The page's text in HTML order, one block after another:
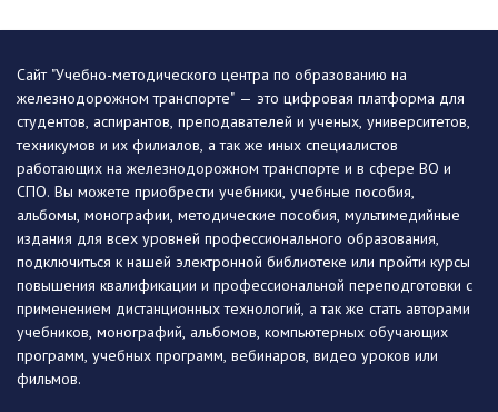
Сайт "Учебно-методического центра по образованию на
железнодорожном транспорте" — это цифровая платформа для
студентов, аспирантов, преподавателей и ученых, университетов,
техникумов и их филиалов, а так же иных специалистов
работающих на железнодорожном транспорте и в сфере ВО и
СПО. Вы можете приобрести учебники, учебные пособия,
альбомы, монографии, методические пособия, мультимедийные
издания для всех уровней профессионального образования,
подключиться к нашей электронной библиотеке или пройти курсы
повышения квалификации и профессиональной переподготовки с
применением дистанционных технологий, а так же стать авторами
учебников, монографий, альбомов, компьютерных обучающих
программ, учебных программ, вебинаров, видео уроков или
фильмов.